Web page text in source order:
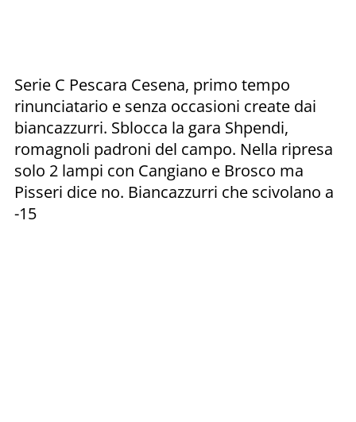
Serie C Pescara Cesena, primo tempo
rinunciatario e senza occasioni create dai
biancazzurri. Sblocca la gara Shpendi,
romagnoli padroni del campo. Nella ripresa
solo 2 lampi con Cangiano e Brosco ma
Pisseri dice no. Biancazzurri che scivolano a
-15